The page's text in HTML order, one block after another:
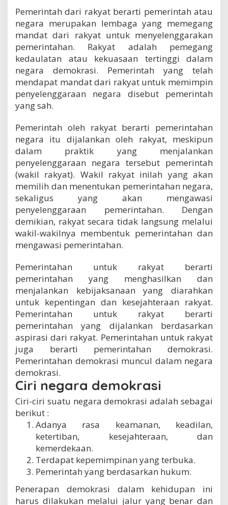
Pemerintah dari rakyat berarti pemerintah atau
negara merupakan lembaga yang memegang
mandat dari rakyat untuk menyelenggarakan
pemerintahan. Rakyat adalah pemegang
kedaulatan atau kekuasaan tertinggi dalam
negara demokrasi. Pemerintah yang telah
mendapat mandat dari rakyat untuk memimpin
penyelenggaraan negara disebut pemerintah
yang sah.
Pemerintah oleh rakyat berarti pemerintahan
negara itu dijalankan oleh rakyat, meskipun
dalam praktik yang menjalankan
penyelenggaraan negara tersebut pemerintah
(wakil rakyat). Wakil rakyat inilah yang akan
memilih dan menentukan pemerintahan negara,
sekaligus yang akan mengawasi
penyelenggaraan pemerintahan. Dengan
demikian, rakyat secara tidak langsung melalui
wakil-wakilnya membentuk pemerintahan dan
mengawasi pemerintahan.
Pemerintahan untuk rakyat berarti
pemerintahan yang menghasilkan dan
menjalankan kebijaksanaan yang diarahkan
untuk kepentingan dan kesejahteraan rakyat.
Pemerintahan untuk rakyat berarti
pemerintahan yang dijalankan berdasarkan
aspirasi dari rakyat. Pemerintahan untuk rakyat
juga berarti pemerintahan demokrasi.
Pemerintahan demokrasi muncul dalam negara
demokrasi.
Ciri negara demokrasi
Ciri-ciri suatu negara demokrasi adalah sebagai
berikut :
Adanya rasa keamanan, keadilan,
ketertiban, kesejahteraan, dan
kemerdekaan.
Terdapat kepemimpinan yang terbuka.
Pemerintah yang berdasarkan hukum.
Penerapan demokrasi dalam kehidupan ini
harus dilakukan melalui jalur yang benar dan